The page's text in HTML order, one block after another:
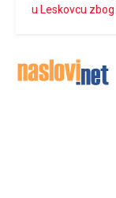
u Leskovcu